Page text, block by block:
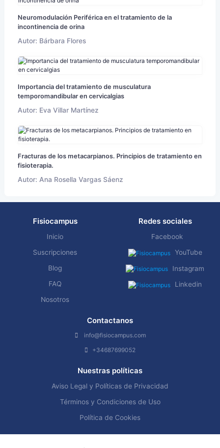
Neuromodulación Periférica en el tratamiento de la
incontinencia de orina
Autor: Bárbara Flores
Importancia del tratamiento de musculatura
temporomandibular en cervicalgias
Autor: Eva Villar Martínez
Fracturas de los metacarpianos. Principios de tratamiento en
fisioterapia.
Autor: Ana Rosella Vargas Sáenz
Fisiocampus
Inicio
Suscripciones
Blog
FAQ
Nosotros
Redes sociales
Facebook
YouTube
Instagram
Linkedin
Contactanos
info@fisiocampus.com
+34687699052
Nuestras políticas
Aviso Legal y Políticas de Privacidad
Términos y Condiciones de Uso
Política de Cookies